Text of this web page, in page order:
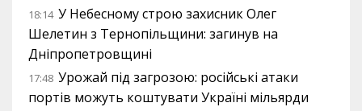
18:14 У Небесному строю захисник Олег
Шелетин з Тернопільщини: загинув на
Дніпропетровщині
17:48 Урожай під загрозою: російські атаки
портів можуть коштувати Україні мільярди